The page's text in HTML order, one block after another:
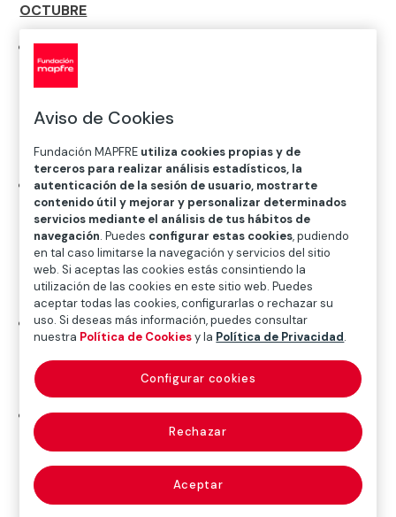
OCTUBRE
El jurado ha premiado su investigación ‘La
colaboración público-privada en el sistema
asegurador español: el Consorcio de
Compensación de Seguros y la gestión de las
extraordinarios’.
El trabajo analiza el papel del Consorcio de
Compensación de Seguros en la gestión de
riesgos extraordinarios, como la DANA de
octubre de 2024 en la Comunidad Valenciana,
demostrando la eficacia del modelo público-
privado en la atención a miles de damnificados.
El próximo miércoles 8 de octubre, Alejandro
Izuzquiza, recogerá dicho galardón de manos de
la S.M. la Reina Doña Sofía en un acto que se
celebrará en el Casino de Madrid.
También han sido premiados en esta edición
João Carlos Martins (A Toda una Vida
la Sociedad San Vicente de Paúl (Mejor Entidad
por su Trayectoria Social) y 100 mil pisos para
Aviso de Cookies
Fundación MAPFRE utiliza cookies propias y de
terceros para realizar análisis estadísticos, la
autenticación de la sesión de usuario, mostrarte
contenido útil y mejorar y personalizar determinados
servicios mediante el análisis de tus hábitos de
navegación. Puedes configurar estas cookies, pudiendo
en tal caso limitarse la navegación y servicios del sitio
web. Si aceptas las cookies estás consintiendo la
utilización de las cookies en este sitio web. Puedes
aceptar todas las cookies, configurarlas o rechazar su
uso. Si deseas más información, puedes consultar
nuestra Política de Cookiesy la Política de Privacidad.
Rechazar
Aceptar
Configurar cookies